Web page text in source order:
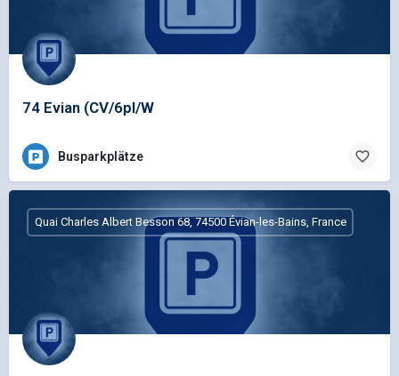
74 Evian (CV/6pl/W
Busparkplätze
Quai Charles Albert Besson 68, 74500 Évian-les-Bains, France